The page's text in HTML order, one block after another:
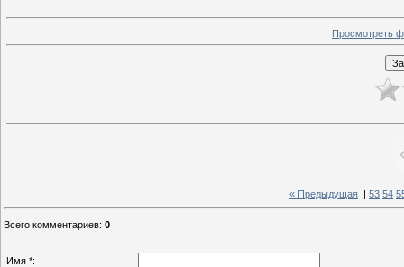
Просмотреть
« Предыдущая 53 54
Всего комментариев: 0
Имя *: